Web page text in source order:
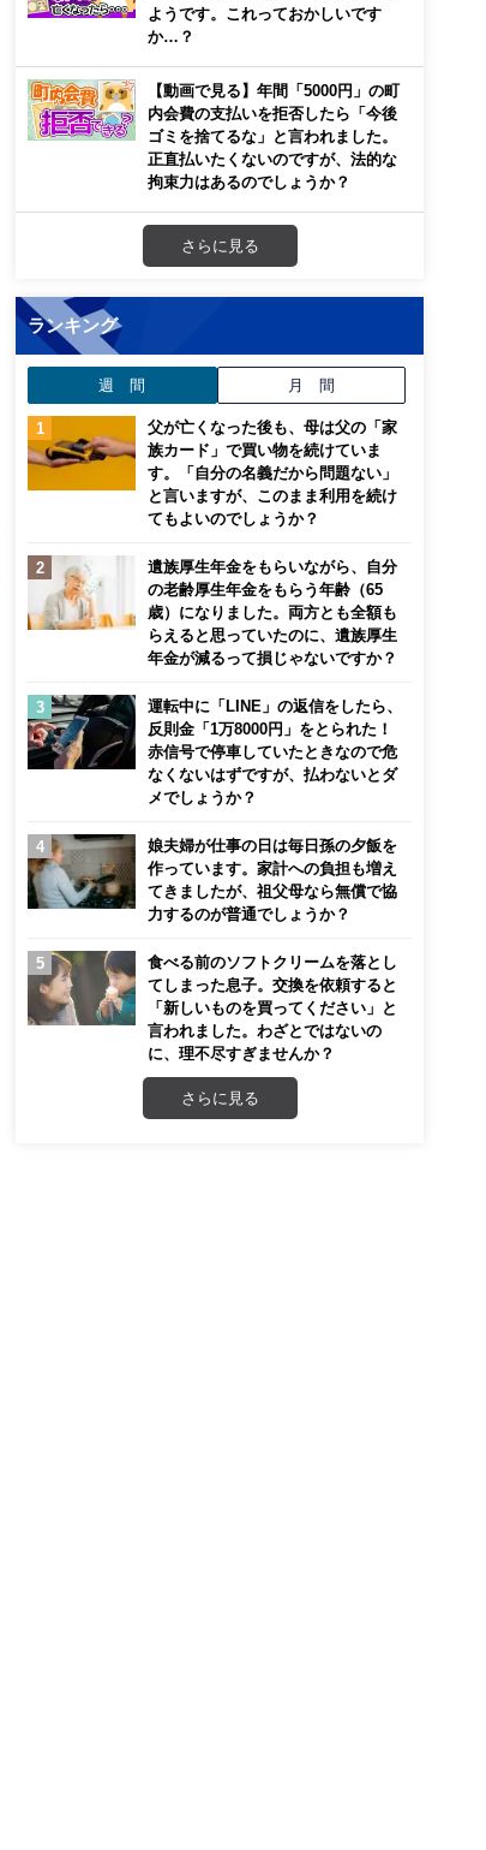
ようです。これっておかしいです
か…？
【動画で見る】年間「5000円」の町
内会費の支払いを拒否したら「今後
ゴミを捨てるな」と言われました。
正直払いたくないのですが、法的な
拘束力はあるのでしょうか？
さらに見る
ランキング
週 間 月 間
父が亡くなった後も、母は父の「家
族カード」で買い物を続けていま
す。「自分の名義だから問題ない」
と言いますが、このまま利用を続け
てもよいのでしょうか？
遺族厚生年金をもらいながら、自分
の老齢厚生年金をもらう年齢（65
歳）になりました。両方とも全額も
らえると思っていたのに、遺族厚生
年金が減るって損じゃないですか？
運転中に「LINE」の返信をしたら、
反則金「1万8000円」をとられた！
赤信号で停車していたときなので危
なくないはずですが、払わないとダ
メでしょうか？
娘夫婦が仕事の日は毎日孫の夕飯を
作っています。家計への負担も増え
てきましたが、祖父母なら無償で協
力するのが普通でしょうか？
食べる前のソフトクリームを落とし
てしまった息子。交換を依頼すると
「新しいものを買ってください」と
言われました。わざとではないの
に、理不尽すぎませんか？
さらに見る